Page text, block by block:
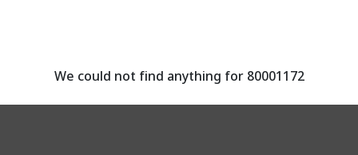
assignment ลงทะเบียน
We could not find anything for 80001172